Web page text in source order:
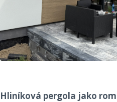
Hliníková pergola jako